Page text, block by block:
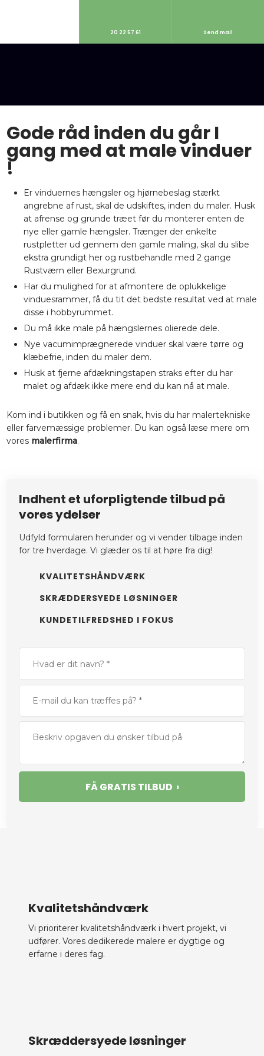
Gode råd inden du går I
gang med at male vinduer​
!
Er vinduernes hængsler og hjørnebeslag stærkt
angrebne af rust, skal de udskiftes, inden du maler. Husk
at afrense og grunde træet før du monterer enten de
nye eller gamle hængsler. Trænger der enkelte
rustpletter ud gennem den gamle maling, skal du slibe
ekstra grundigt her og rustbehandle med 2 gange
Rustværn eller Bexurgrund.
Har du mulighed for at afmontere de oplukkelige
vinduesrammer, få du tit det bedste resultat ved at male
disse i hobbyrummet.
Du må ikke male på hængslernes olierede dele.
Nye vacumimprægnerede vinduer skal være tørre og
klæbefrie, inden du maler dem.
Husk at fjerne afdækningstapen straks efter du har
malet og afdæk ikke mere end du kan nå at male.
Kom ind i butikken og få en snak, hvis du har malertekniske
eller farvemæssige problemer. Du kan også læse mere om
vores malerfirma.
In​dhent et uforpligtende tilbud på
vores ydelser
Udfyld formularen herunder og vi vender tilbage inden
for tre hverdage.​ Vi glæder os til at høre fra dig!
KVALITETSHÅNDVÆRK
SKRÆDDERSYEDE LØSNINGER
​KUNDETILFREDSHED I FOKUS
Kvalitetshåndværk
Vi prioriterer kvalitetshåndværk i hvert projekt, vi
udfører. Vores dedikerede malere er dygtige og
erfarne i deres fag.
Skræddersyede løsninger
20 22 57 61 Send mail